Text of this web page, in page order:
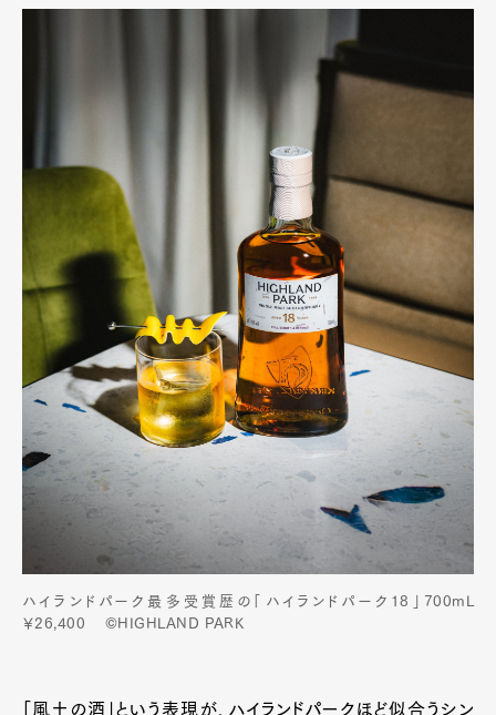
Magazine
Official Columnist
Contact
Pen Meet
Pen international Pen tw
ハイランドパーク最多受賞歴の「ハイランドパーク18」700mL
￥26,400 ©HIGHLAND PARK
「風土の酒」という表現が、ハイランドパークほど似合うシン